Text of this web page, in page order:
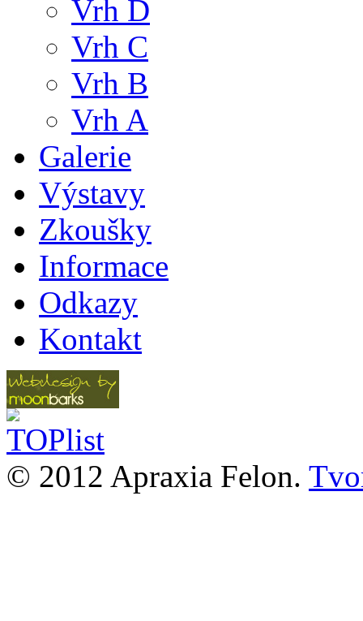
Vrh D
Vrh C
Vrh B
Vrh A
Galerie
Výstavy
Zkoušky
Informace
Odkazy
Kontakt
© 2012 Apraxia Felon.